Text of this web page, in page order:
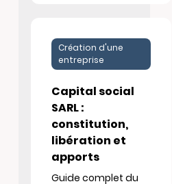
Création d'une
entreprise
Capital social
SARL :
constitution,
libération et
apports
Guide complet du